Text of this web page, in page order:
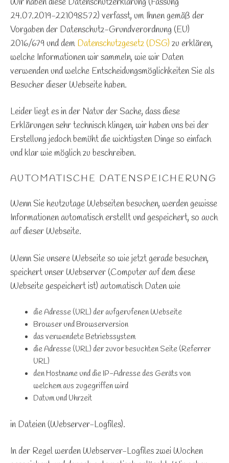
24.07.2019-221098572) verfasst, um Ihnen gemäß der
Vorgaben der Datenschutz-Grundverordnung (EU)
2016/679 und dem Datenschutzgesetz (DSG) zu erklären,
welche Informationen wir sammeln, wie wir Daten
verwenden und welche Entscheidungsmöglichkeiten Sie als
Besucher dieser Webseite haben.
Leider liegt es in der Natur der Sache, dass diese
Erklärungen sehr technisch klingen, wir haben uns bei der
Erstellung jedoch bemüht die wichtigsten Dinge so einfach
und klar wie möglich zu beschreiben.
AUTOMATISCHE DATENSPEICHERUNG
Wenn Sie heutzutage Webseiten besuchen, werden gewisse
Informationen automatisch erstellt und gespeichert, so auch
auf dieser Webseite.
Wenn Sie unsere Webseite so wie jetzt gerade besuchen,
speichert unser Webserver (Computer auf dem diese
Webseite gespeichert ist) automatisch Daten wie
die Adresse (URL) der aufgerufenen Webseite
Browser und Browserversion
das verwendete Betriebssystem
die Adresse (URL) der zuvor besuchten Seite (Referrer
URL)
den Hostname und die IP-Adresse des Geräts von
welchem aus zugegriffen wird
Datum und Uhrzeit
in Dateien (Webserver-Logfiles).
In der Regel werden Webserver-Logfiles zwei Wochen